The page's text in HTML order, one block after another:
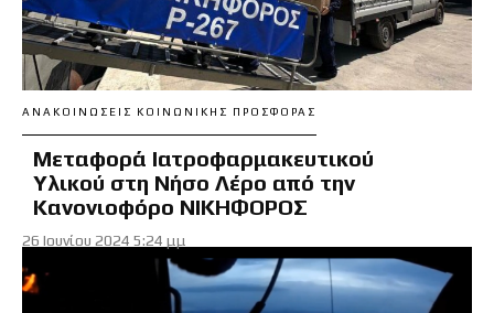
ΑΝΑΚΟΙΝΏΣΕΙΣ ΚΟΙΝΩΝΙΚΉΣ ΠΡΟΣΦΟΡΆΣ
Μεταφορά Ιατροφαρμακευτικού
Υλικού στη Νήσο Λέρο από την
Κανονιοφόρο ΝΙΚΗΦΟΡΟΣ
26 Ιουνίου 2024 5:24 μμ